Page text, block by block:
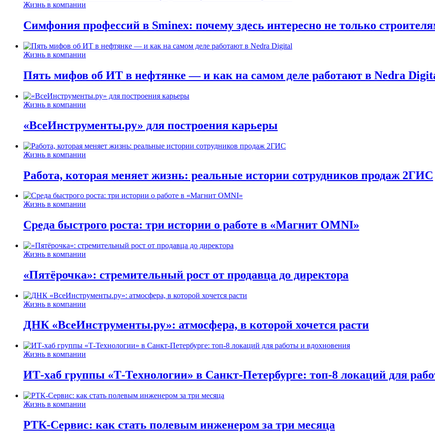
Жизнь в компании
Симфония профессий в Sminex: почему здесь интересно не только
Жизнь в компании
Пять мифов об ИТ в нефтянке — и как на самом деле работают в Nedra
Жизнь в компании
«ВсеИнструменты.ру» для построения карьеры
Жизнь в компании
Работа, которая меняет жизнь: реальные истории сотрудников продаж 2ГИС
Жизнь в компании
Среда быстрого роста: три истории о работе в «Магнит OMNI»
Жизнь в компании
«Пятёрочка»: стремительный рост от продавца до директора
Жизнь в компании
ДНК «ВсеИнструменты.ру»: атмосфера, в которой хочется расти
Жизнь в компании
ИТ-хаб группы «Т-Технологии» в Санкт-Петербурге: топ-8 локаций для
Жизнь в компании
РТК-Сервис: как стать полевым инженером за три месяца